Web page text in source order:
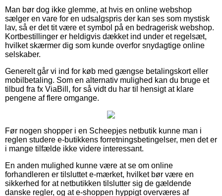
Man bør dog ikke glemme, at hvis en online webshop
sælger en vare for en udsalgspris der kan ses som mystisk
lav, så er det tit være et symbol på en bedragerisk webshop.
Kortbestillinger er heldigvis dækket ind under et regelsæt,
hvilket skærmer dig som kunde overfor snydagtige online
selskaber.
Generelt går vi ind for køb med gængse betalingskort eller
mobilbetaling. Som en alternativ mulighed kan du bruge et
tilbud fra fx ViaBill, for så vidt du har til hensigt at klare
pengene af flere omgange.
Før nogen shopper i en Scheepjes netbutik kunne man i
reglen studere e-butikkens forretningsbetingelser, men det er
i mange tilfælde ikke videre interessant.
En anden mulighed kunne være at se om online
forhandleren er tilsluttet e-mærket, hvilket bør være en
sikkerhed for at netbutikken tilslutter sig de gældende
danske regler, og at e-shoppen hyppigt overværes af